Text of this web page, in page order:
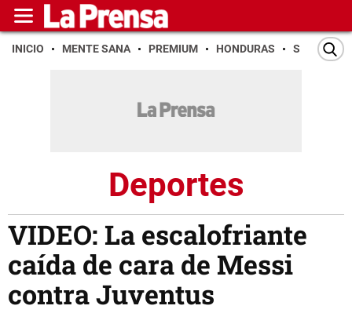
INICIO MENTE SANA PREMIUM HONDURAS SAN PEDRO
Deportes
VIDEO: La escalofriante
caída de cara de Messi
contra Juventus